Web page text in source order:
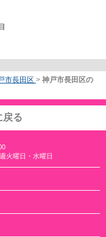
市長田区 > 神戸市長田区の
戻る
火曜日・水曜日